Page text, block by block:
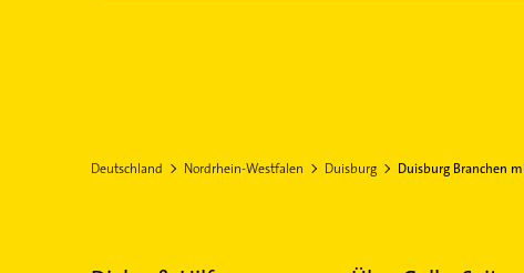
Deutschland Nordrhein-Westfalen Duisburg Duisburg Branchen